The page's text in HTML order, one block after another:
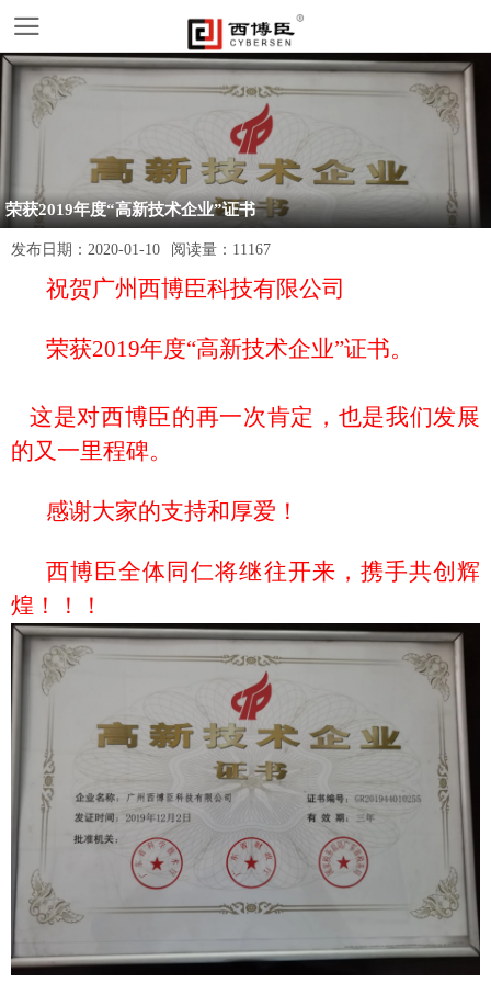
荣获2019年度“高新技术企业”证书
发布日期： 2020-01-10 阅读量： 11167
祝贺广州西博臣科技有限公司
荣获2019年度“高新技术企业”证书。
这是对西博臣的再一次肯定，也是我们发展
的又一里程碑。
感谢大家的支持和厚爱！
西博臣全体同仁将继往开来，携手共创辉
煌！！！